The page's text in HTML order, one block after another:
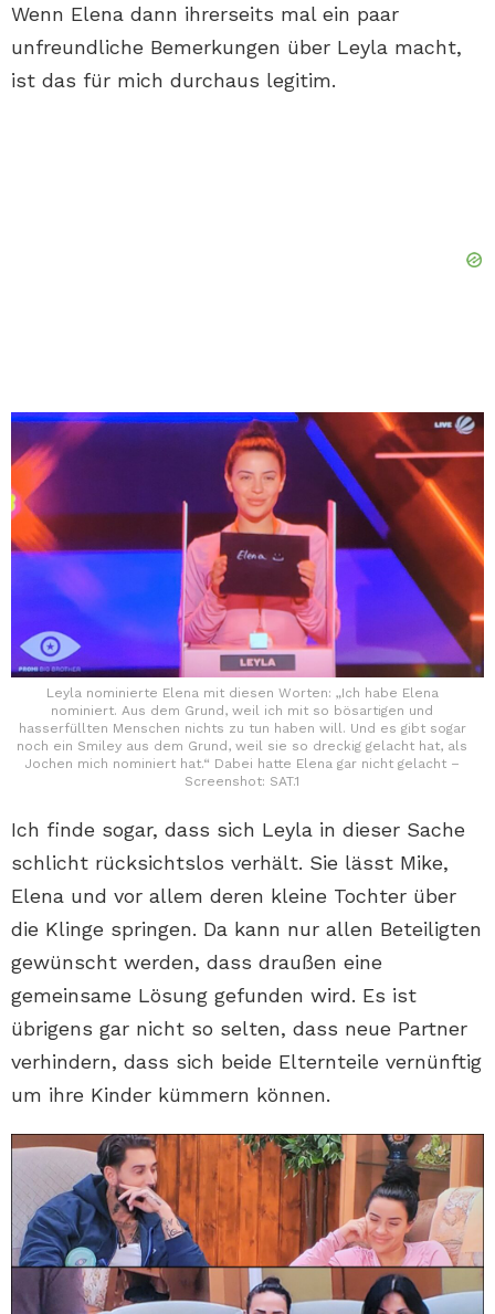
Wenn Elena dann ihrerseits mal ein paar
unfreundliche Bemerkungen über Leyla macht,
ist das für mich durchaus legitim.
Leyla nominierte Elena mit diesen Worten: „Ich habe Elena
nominiert. Aus dem Grund, weil ich mit so bösartigen und
hasserfüllten Menschen nichts zu tun haben will. Und es gibt sogar
noch ein Smiley aus dem Grund, weil sie so dreckig gelacht hat, als
Jochen mich nominiert hat.“ Dabei hatte Elena gar nicht gelacht –
Screenshot: SAT.1
Ich finde sogar, dass sich Leyla in dieser Sache
schlicht rücksichtslos verhält. Sie lässt Mike,
Elena und vor allem deren kleine Tochter über
die Klinge springen. Da kann nur allen Beteiligten
gewünscht werden, dass draußen eine
gemeinsame Lösung gefunden wird. Es ist
übrigens gar nicht so selten, dass neue Partner
verhindern, dass sich beide Elternteile vernünftig
um ihre Kinder kümmern können.